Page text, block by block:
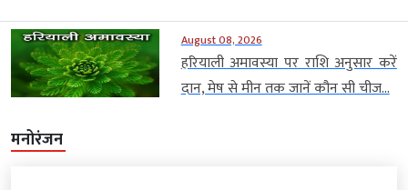
August 08, 2026
हरियाली अमावस्या पर राशि अनुसार करें
दान, मेष से मीन तक जानें कौन सी चीज...
मनोरंजन